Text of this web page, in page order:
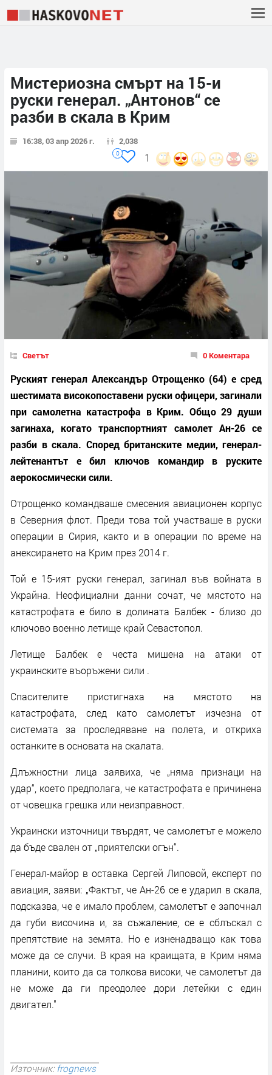
Мистериозна смърт на 15-и
руски генерал. „Антонов“ се
разби в скала в Крим
16:38, 03 апр 2026 г. 2,038
1
0
Светът 0 Коментара
Руският генерал Александър Отрощенко (64) е сред
шестимата високопоставени руски офицери, загинали
при самолетна катастрофа в Крим. Общо 29 души
загинаха, когато транспортният самолет Ан-26 се
разби в скала. Според британските медии, генерал-
лейтенантът е бил ключов командир в руските
аерокосмически сили.
Отрощенко командваше смесения авиационен корпус
в Северния флот. Преди това той участваше в руски
операции в Сирия, както и в операции по време на
анексирането на Крим през 2014 г.
Той е 15-ият руски генерал, загинал във войната в
Украйна. Неофициални данни сочат, че мястото на
катастрофата е било в долината Балбек - близо до
ключово военно летище край Севастопол.
Летище Балбек е честа мишена на атаки от
украинските въоръжени сили .
Спасителите пристигнаха на мястото на
катастрофата, след като самолетът изчезна от
системата за проследяване на полета, и откриха
останките в основата на скалата.
Длъжностни лица заявиха, че „няма признаци на
удар“, което предполага, че катастрофата е причинена
от човешка грешка или неизправност.
Украински източници твърдят, че самолетът е можело
да бъде свален от „приятелски огън“.
Генерал-майор в оставка Сергей Липовой, експерт по
авиация, заяви: „Фактът, че Ан-26 се е ударил в скала,
подсказва, че е имало проблем, самолетът е започнал
да губи височина и, за съжаление, се е сблъскал с
препятствие на земята. Но е изненадващо как това
може да се случи. В края на краищата, в Крим няма
планини, които да са толкова високи, че самолетът да
не може да ги преодолее дори летейки с един
двигател."
Източник:frognews